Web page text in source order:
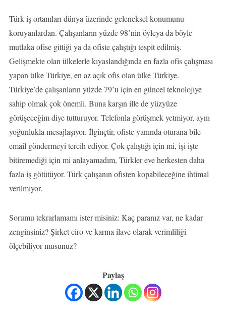
Türk iş ortamları dünya üzerinde geleneksel konumunu
koruyanlardan. Çalışanların yüzde 98’nin öyleya da böyle
mutlaka ofise gittiği ya da ofiste çalıştığı tespit edilmiş.
Gelişmekte olan ülkelerle kıyaslandığında en fazla ofis çalışması
yapan ülke Türkiye, en az açık ofis olan ülke Türkiye.
Türkiye’de çalışanların yüzde 79’u için en güncel teknolojiye
sahip olmak çok önemli. Buna karşın ille de yüzyüze
görüşeceğim diye tutturuyor. Telefonla görüşmek yetmiyor, aynı
yoğunlukla mesajlaşıyor. İlginçtir, ofiste yanında oturana bile
email göndermeyi tercih ediyor. Çok çalıştığı için mi, işi işte
bitiremediği için mi anlayamadım, Türkler eve herkesten daha
fazla iş götütüyor. Türk çalışanın ofisten kopabileceğine ihtimal
verilmiyor.
Sorumu tekrarlamamı ister misiniz: Kaç paranız var, ne kadar
zenginsiniz? Şirket ciro ve karına ilave olarak verimliliği
ölçebiliyor musunuz?
Paylaş